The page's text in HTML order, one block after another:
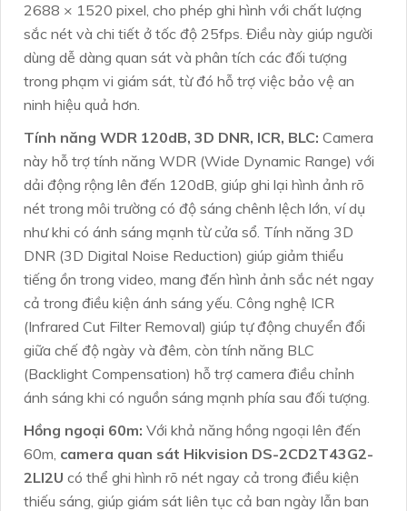
2688 × 1520 pixel, cho phép ghi hình với chất lượng
sắc nét và chi tiết ở tốc độ 25fps. Điều này giúp người
dùng dễ dàng quan sát và phân tích các đối tượng
trong phạm vi giám sát, từ đó hỗ trợ việc bảo vệ an
ninh hiệu quả hơn.
Tính năng WDR 120dB, 3D DNR, ICR, BLC: Camera
này hỗ trợ tính năng WDR (Wide Dynamic Range) với
dải động rộng lên đến 120dB, giúp ghi lại hình ảnh rõ
nét trong môi trường có độ sáng chênh lệch lớn, ví dụ
như khi có ánh sáng mạnh từ cửa sổ. Tính năng 3D
DNR (3D Digital Noise Reduction) giúp giảm thiểu
tiếng ồn trong video, mang đến hình ảnh sắc nét ngay
cả trong điều kiện ánh sáng yếu. Công nghệ ICR
(Infrared Cut Filter Removal) giúp tự động chuyển đổi
giữa chế độ ngày và đêm, còn tính năng BLC
(Backlight Compensation) hỗ trợ camera điều chỉnh
ánh sáng khi có nguồn sáng mạnh phía sau đối tượng.
Hồng ngoại 60m: Với khả năng hồng ngoại lên đến
60m, camera quan sát Hikvision DS-2CD2T43G2-
2LI2U có thể ghi hình rõ nét ngay cả trong điều kiện
thiếu sáng, giúp giám sát liên tục cả ban ngày lẫn ban